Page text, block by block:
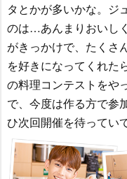
タとかが多いかな。ジ
のは…あんまりおいし
がきっかけで、たくさ
を好きになってくれた
の料理コンテストをや
で、今度は作る方で参
ひ次回開催を待ってい